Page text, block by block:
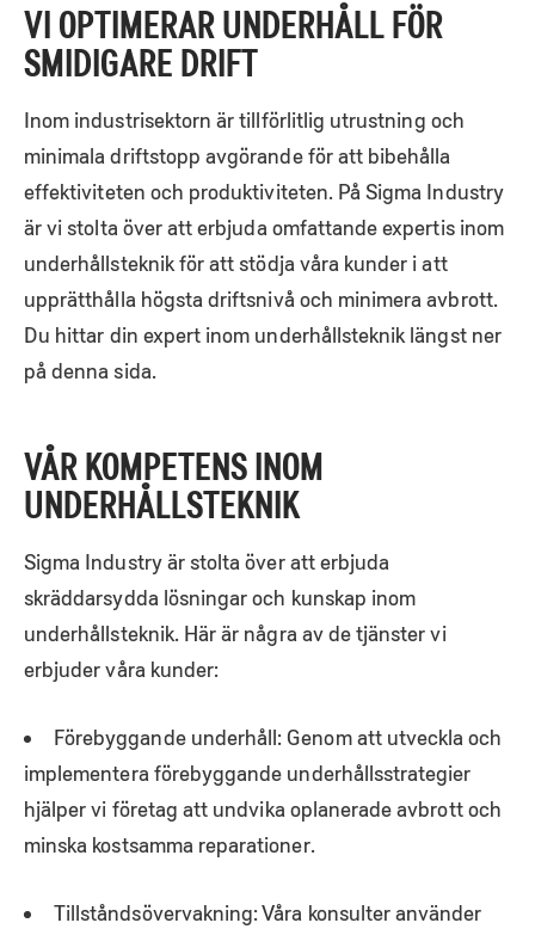
VI OPTIMERAR UNDERHÅLL FÖR
SMIDIGARE DRIFT
Inom industrisektorn är tillförlitlig utrustning och
minimala driftstopp avgörande för att bibehålla
effektiviteten och produktiviteten. På Sigma Industry
är vi stolta över att erbjuda omfattande expertis inom
underhållsteknik för att stödja våra kunder i att
upprätthålla högsta driftsnivå och minimera avbrott.
Du hittar din expert inom underhållsteknik längst ner
på denna sida.
VÅR KOMPETENS INOM
UNDERHÅLLSTEKNIK
Sigma Industry är stolta över att erbjuda
skräddarsydda lösningar och kunskap inom
underhållsteknik. Här är några av de tjänster vi
erbjuder våra kunder:
Förebyggande underhåll: Genom att utveckla och
implementera förebyggande underhållsstrategier
hjälper vi företag att undvika oplanerade avbrott och
minska kostsamma reparationer.
Tillståndsövervakning: Våra konsulter använder